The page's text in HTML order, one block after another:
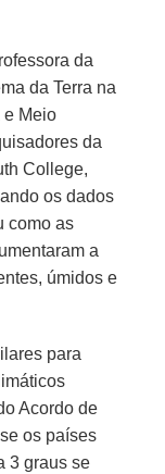
da
da Terra na
e Meio
da
College,
os dados
como as
a
úmidos e
para
Acordo de
os países
3 graus se